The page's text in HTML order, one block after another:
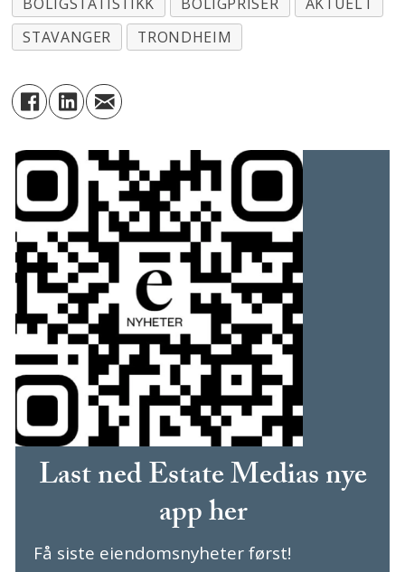
STAVANGER
TRONDHEIM
Last ned Estate Medias nye
app her
Få siste eiendomsnyheter først!